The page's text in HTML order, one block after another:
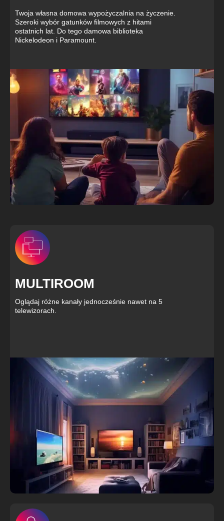
Twoja własna domowa wypożyczalnia na życzenie.
Szeroki wybór gatunków filmowych z hitami
ostatnich lat. Do tego damowa biblioteka
Nickelodeon i Paramount.
MULTIROOM
Oglądaj różne kanały jednocześnie nawet na 5
telewizorach.